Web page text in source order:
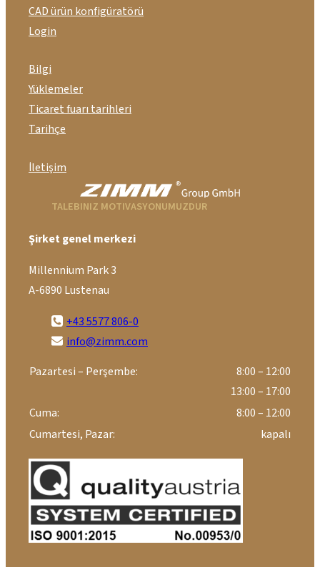
CAD ürün konfigüratörü
Login
Bilgi
Yüklemeler
Ticaret fuarı tarihleri
Tarihçe
İletişim
TALEBINIZ MOTIVASYONUMUZDUR
Şirket genel merkezi
Millennium Park 3
A-6890 Lustenau
+43 5577 806-0
info@zimm.com
Pazartesi – Perşembe:
8:00 – 12:00
13:00 – 17:00
Cuma:
8:00 – 12:00
Cumartesi, Pazar:
kapalı